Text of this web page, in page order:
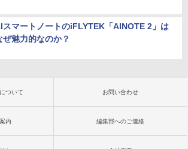
スマートノートのiFLYTEK「AINOTE 2」は
ぜ魅力的なのか？
ついて お問い合わせ
内 編集部へのご連絡